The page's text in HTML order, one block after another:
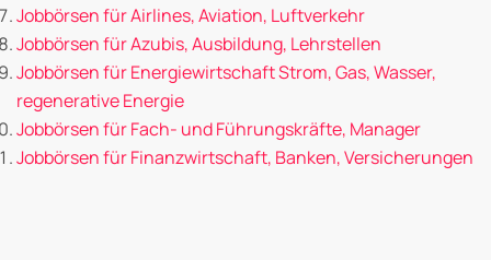
Jobbörsen für Airlines, Aviation, Luftverkehr
Jobbörsen für Azubis, Ausbildung, Lehrstellen
Jobbörsen für Energiewirtschaft Strom, Gas, Wasser,
regenerative Energie
Jobbörsen für Fach- und Führungskräfte, Manager
Jobbörsen für Finanzwirtschaft, Banken, Versicherungen